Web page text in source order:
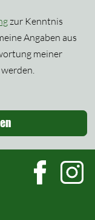
zur Kenntnis
Angaben aus
meiner